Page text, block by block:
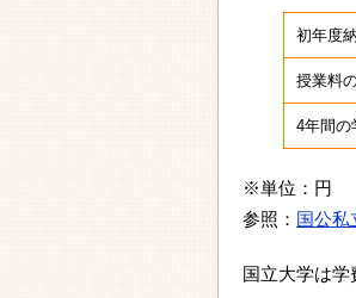
初年度
授業料
4年間の
※単位：円
参照： 国公私
国立大学は学